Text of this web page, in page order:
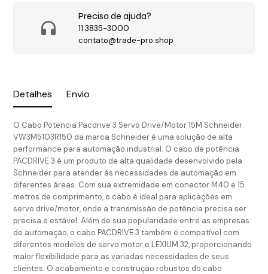
Detalhes Envio
O Cabo Potencia Pacdrive 3 Servo Drive/Motor 15M Schneider
VW3M5103R150 da marca Schneider é uma solução de alta
performance para automação industrial. O cabo de potência
PACDRIVE 3 é um produto de alta qualidade desenvolvido pela
Schneider para atender às necessidades de automação em
diferentes áreas. Com sua extremidade em conector M40 e 15
metros de comprimento, o cabo é ideal para aplicações em
servo drive/motor, onde a transmissão de potência precisa ser
precisa e estável. Além de sua popularidade entre as empresas
de automação, o cabo PACDRIVE 3 também é compatível com
diferentes modelos de servo motor e LEXIUM 32, proporcionando
maior flexibilidade para as variadas necessidades de seus
clientes. O acabamento e construção robustos do cabo
Precisa de ajuda?
11 3835-3000
contato@trade-pro.shop